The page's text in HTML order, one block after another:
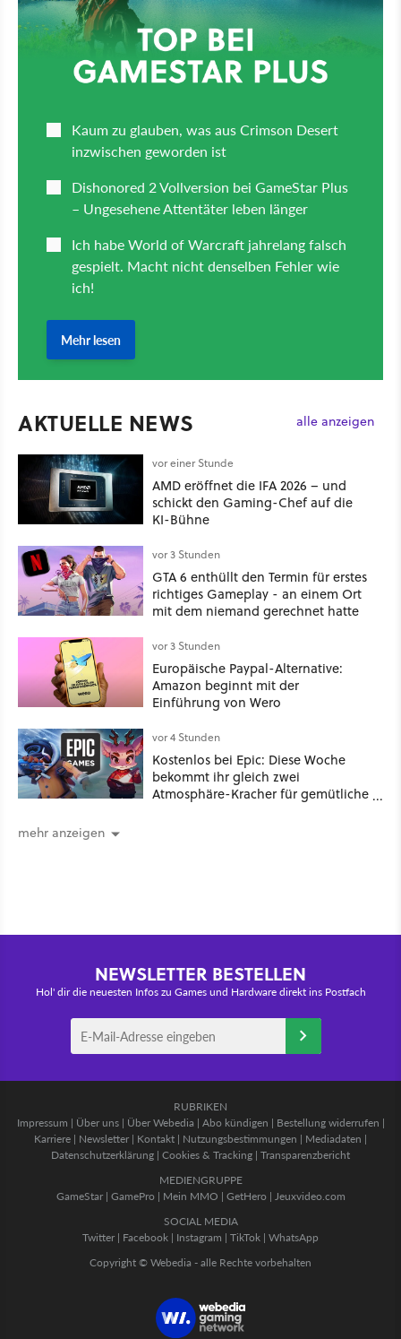
AKTUELLE NEWS alle anzeigen
vor einer Stunde
AMD eröffnet die IFA 2026 – und
schickt den Gaming-Chef auf die
KI-Bühne
vor 3 Stunden
GTA 6 enthüllt den Termin für erstes
richtiges Gameplay - an einem Ort
mit dem niemand gerechnet hatte
vor 3 Stunden
Europäische Paypal-Alternative:
Amazon beginnt mit der
Einführung von Wero
vor 4 Stunden
Kostenlos bei Epic: Diese Woche
bekommt ihr gleich zwei
Atmosphäre-Kracher für gemütliche
mehr anzeigen
NEWSLETTER BESTELLEN
Hol' dir die neuesten Infos zu Games und Hardware direkt ins Postfach
RUBRIKEN
Impressum | Über uns| Über Webedia | Abo kündigen | Bestellung widerrufen |
Karriere | Newsletter | Kontakt | Nutzungsbestimmungen | Mediadaten |
Datenschutzerklärung | Cookies & Tracking | Transparenzbericht
MEDIENGRUPPE
GameStar| GamePro | Mein MMO | GetHero | Jeuxvideo.com
SOCIAL MEDIA
Twitter | Facebook | Instagram | TikTok | WhatsApp
Copyright © Webedia - alle Rechte vorbehalten